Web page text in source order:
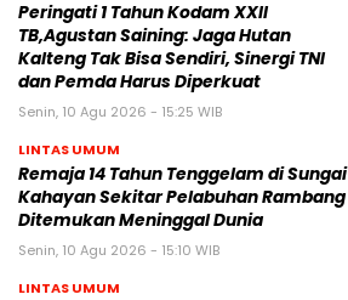
Peringati 1 Tahun Kodam XXII
TB,Agustan Saining: Jaga Hutan
Kalteng Tak Bisa Sendiri, Sinergi TNI
dan Pemda Harus Diperkuat
Senin, 10 Agu 2026 - 15:25 WIB
LINTAS UMUM
Remaja 14 Tahun Tenggelam di Sungai
Kahayan Sekitar Pelabuhan Rambang
Ditemukan Meninggal Dunia
Senin, 10 Agu 2026 - 15:10 WIB
LINTAS UMUM